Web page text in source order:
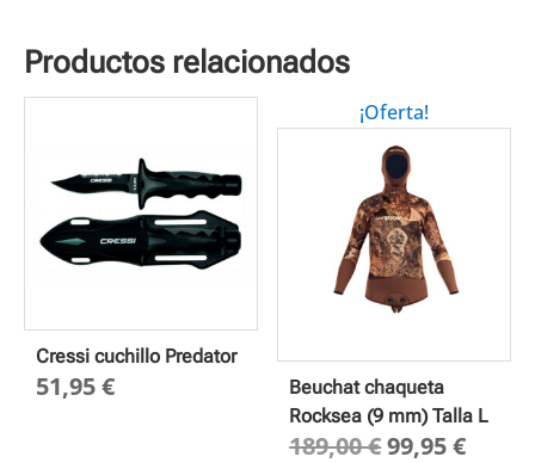
Productos relacionados
Cressi cuchillo Predator
51,95€
¡Oferta!
Beuchat chaqueta
Rocksea (9 mm) Talla L
189,00€El
99,95€El